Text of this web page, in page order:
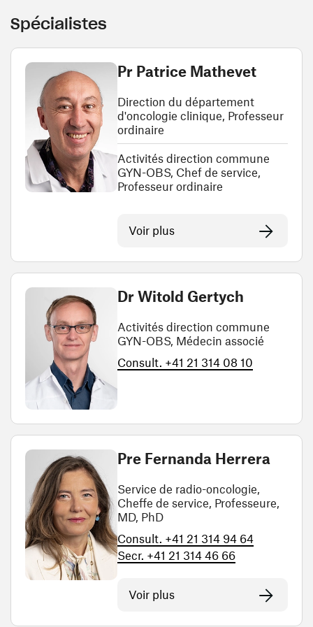
Spécialistes
Pr Patrice Mathevet
Direction du département
d'oncologie clinique, Professeur
ordinaire
Activités direction commune
GYN-OBS, Chef de service,
Professeur ordinaire
Voir plus
Dr Witold Gertych
Activités direction commune
GYN-OBS, Médecin associé
Consult. +41 21 314 08 10
Pre Fernanda Herrera
Service de radio-oncologie,
Cheffe de service, Professeure,
MD, PhD
Consult. +41 21 314 94 64
Secr. +41 21 314 46 66
Voir plus